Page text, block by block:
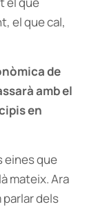
el que cal,
de
amb el
en
eines que
mateix. Ara
dels